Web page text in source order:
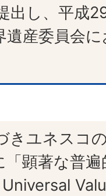
出し、平成
遺産委員会
きユネスコ
顕著な普